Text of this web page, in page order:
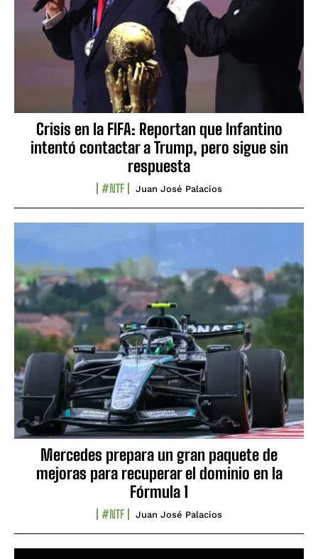
Crisis en la FIFA: Reportan que Infantino
intentó contactar a Trump, pero sigue sin
respuesta
#NTF Juan José Palacios
Mercedes prepara un gran paquete de
mejoras para recuperar el dominio en la
Fórmula 1
#NTF Juan José Palacios